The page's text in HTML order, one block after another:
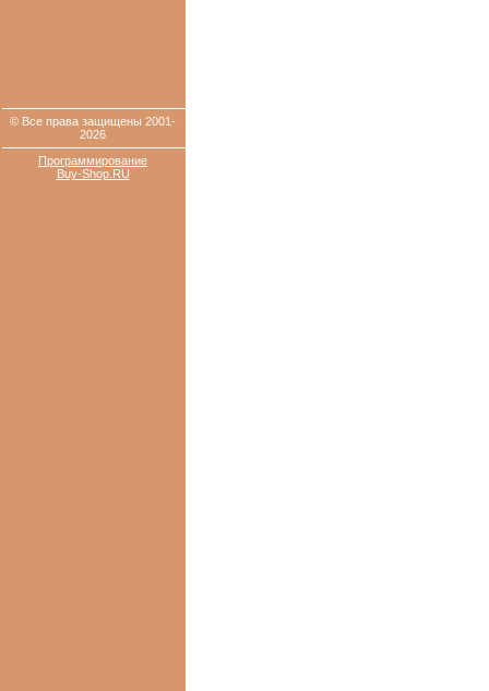
© Все права защищены 2001-
2026
Программирование
Buy-Shop.RU